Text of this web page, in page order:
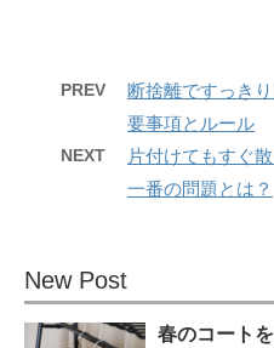
PREV
断捨離ですっき
要事項とルール
NEXT
片付けてもすぐ
一番の問題とは？
New Post
春のコート